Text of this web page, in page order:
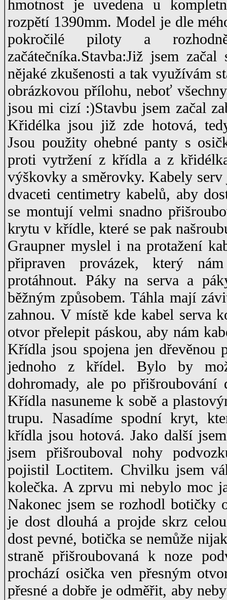
hmotnost je uvedena u
rozpětí 1390mm. Model je dle
pokročilé piloty a
začátečníka.Stavba:Již jsem
nějaké zkušenosti a tak využívám
obrázkovou přílohu, neboť
jsou mi cizí :)Stavbu jsem začal
Křidélka jsou již zde hotová,
Jsou použity ohebné panty s
proti vytržení z křídla a z
výškovky a směrovky. Kabely
dvaceti centimetry kabelů, aby
se montují velmi snadno
krytu v křídle, které se pak
Graupner myslel i na protažení
připraven provázek, který
protáhnout. Páky na serva a
běžným způsobem. Táhla mají
zahnou. V místě kde kabel serva
otvor přelepit páskou, aby nám
Křídla jsou spojena jen dřevěnou
jednoho z křídel. Bylo by
dohromady, ale po
Křídla nasuneme k sobě a
trupu. Nasadíme spodní kryt,
křídla jsou hotová. Jako další
jsem přišrouboval nohy
pojistil Loctitem. Chvilku jsem
kolečka. A zprvu mi nebylo moc
Nakonec jsem se rozhodl botičky
je dost dlouhá a projde skrz
dost pevné, botička se nemůže
straně přišroubovaná k noze
prochází osička ven přesným
přesné a dobře je odměřit, aby